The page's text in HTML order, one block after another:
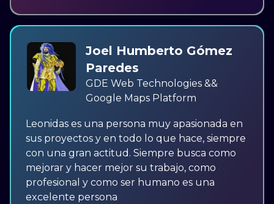
Joel Humberto Gómez
Paredes
GDE Web Technologies &&
Google Maps Platform
Leonidas es una persona muy apasionada en
sus proyectos y en todo lo que hace, siempre
con una gran actitud. Siempre busca como
mejorar y hacer mejor su trabajo, como
profesional y como ser humano es una
excelente persona